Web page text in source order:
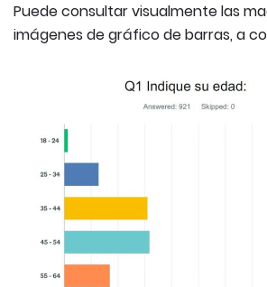
Puede consultar visualmente las
imágenes de gráfico de barras, a